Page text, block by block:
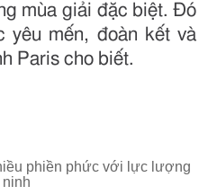
mùa giải đặc biệt. Đó
yêu mến, đoàn kết và
Paris cho biết.
phiền phức với lực lượng
ninh